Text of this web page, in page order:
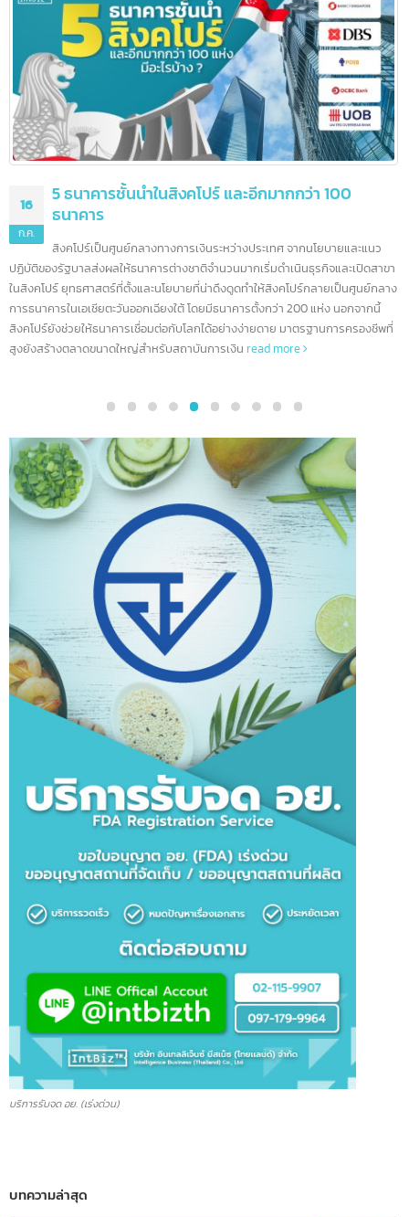
16
ก.ค.
5 ธนาคารชั้นนำในสิงคโปร์ และอีกมากกว่า 100
ธนาคาร
สิงคโปร์เป็นศูนย์กลางทางการเงินระหว่างประเทศ จากนโยบายและแนว
ปฏิบัติของรัฐบาลส่งผลให้ธนาคารต่างชาติจำนวนมากเริ่มดำเนินธุรกิจและเปิดสา
ในสิงคโปร์ ยุทธศาสตร์ที่ตั้งและนโยบายที่น่าดึงดูดทำให้สิงคโปร์กลายเป็นศูนย์กล
การธนาคารในเอเชียตะวันออกเฉียงใต้ โดยมีธนาคารตั้งกว่า 200 แห่ง นอกจากนี้
สูงยังสร้างตลาดขนาดใหญ่สำหรับสถาบันการเงินread more
บริการรับจด อย. (เร่งด่วน)